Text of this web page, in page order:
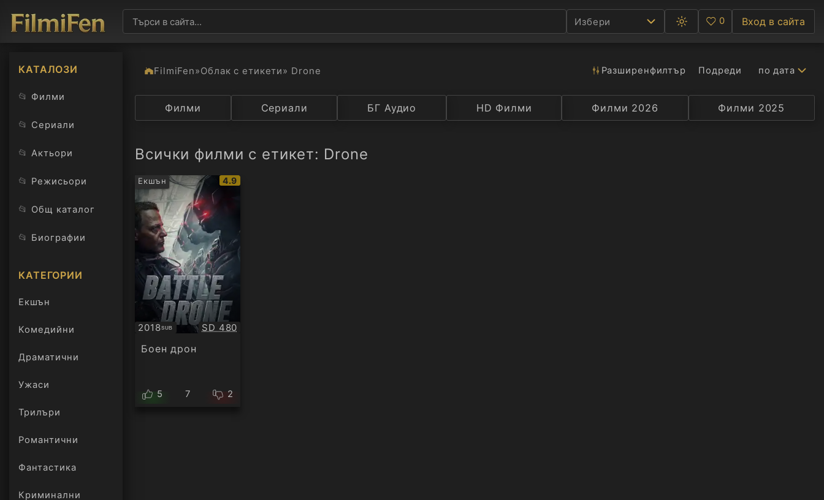
Избери
Превключване
между
светла
Любими
0 Вход в сайта
КАТАЛОЗИ
📂 Филми
📂 Сериали
📂 Актьори
📂 Режисьори
📂 Общ каталог
📂 Биографии
КАТЕГОРИИ
Екшън
Комедийни
Драматични
Ужаси
Трилъри
онлайн
Романтични
Фантастика
Криминални
FilmiFen»Облак с етикети» Drone Разширенфилтър Подреди по дата
Категория Държава Рейтинг Селекция Превод Актьор
Филми Сериали БГ Аудио HD Филми Филми 2026 Филми 2025
Всички филми с етикет: Drone
Екшън
IMDb
4.9
2018SUB
Субтитри Качество:
SD 480
Боен дрон
5 7 2